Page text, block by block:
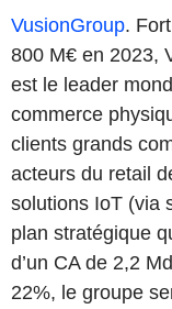
VusionGroup.
800 M€ en 2023,
est le leader
commerce
clients grands
acteurs du retail
solutions IoT (via
plan stratégique
d’un CA de 2,2
22%, le groupe